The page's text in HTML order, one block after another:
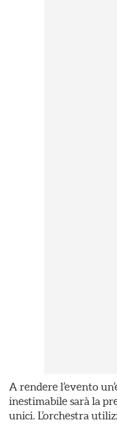
A rendere l’evento
inestimabile sarà la
unici. L’orchestra